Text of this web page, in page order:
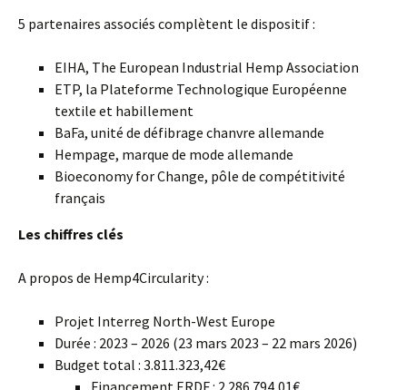
5 partenaires associés complètent le dispositif :
EIHA, The European Industrial Hemp Association
ETP, la Plateforme Technologique Européenne
textile et habillement
BaFa, unité de défibrage chanvre allemande
Hempage, marque de mode allemande
Bioeconomy for Change, pôle de compétitivité
français
Les chiffres clés
A propos de Hemp4Circularity :
Projet Interreg North-West Europe
Durée : 2023 – 2026 (23 mars 2023 – 22 mars 2026)
Budget total : 3.811.323,42€
Financement ERDF : 2.286.794,01€